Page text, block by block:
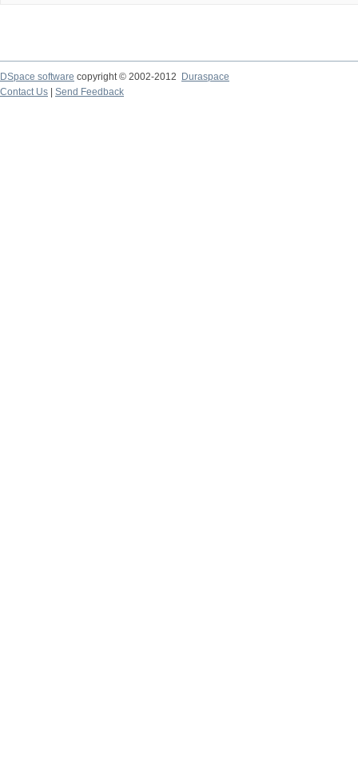
DSpace software copyright © 2002-2012
Duraspace
Contact Us
Send Feedback